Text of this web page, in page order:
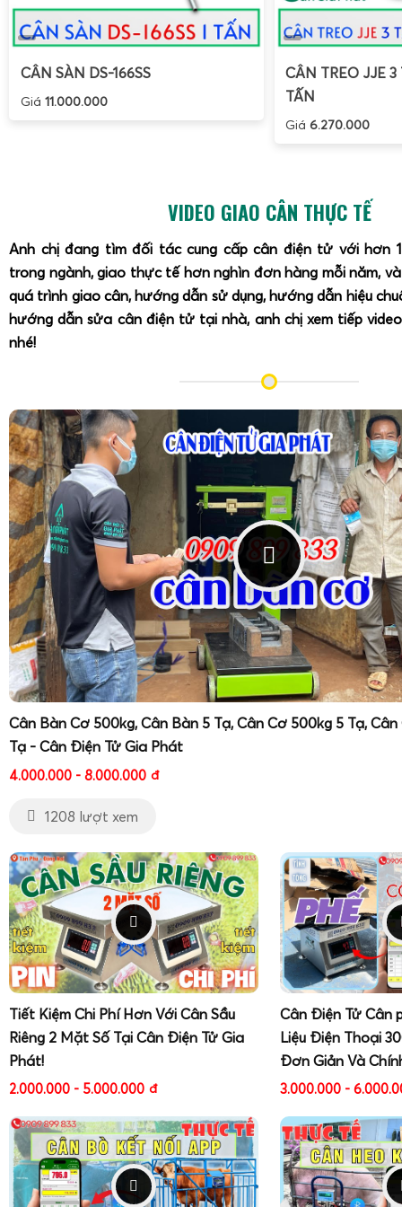
CÂN SÀN DS-166SS
Giá 11.000.000
CÂN TREO JJE
TẤN
Giá6.270.000
VIDEO GIAO CÂN THỰC TẾ
Anh chị đang tìm đối tác cung cấp cân điện tử với hơn
trong ngành, giao thực tế hơn nghìn đơn hàng mỗi năm,
quá trình giao cân, hướng dẫn sử dụng, hướng dẫn hiệu
hướng dẫn sửa cân điện tử tại nhà, anh chị xem tiếp
nhé!
Cân Bàn Cơ 500kg, Cân Bàn 5 Tạ, Cân Cơ 500kg 5 Tạ,
Tạ - Cân Điện Tử Gia Phát
4.000.000 - 8.000.000 đ
1208 lượt xem
Tiết Kiệm Chi Phí Hơn Với Cân Sầu
Riêng 2 Mặt Số Tại Cân Điện Tử Gia
Phát!
2.000.000 - 5.000.000 đ
Cân Điện Tử Cân
Liệu Điện Thoại
Đơn Giản Và
3.000.000 -